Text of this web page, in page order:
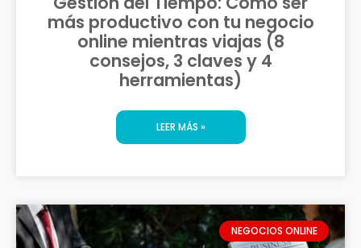
más productivo con tu negocio
online mientras viajas (8
consejos, 3 claves y 4
herramientas)
LEER MÁS »
NEGOCIOS ONLINE